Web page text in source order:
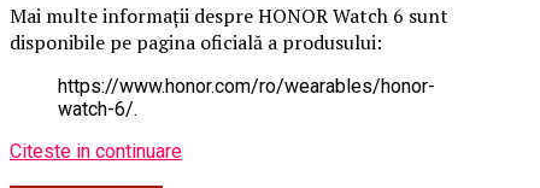
Mai multe informații despre HONOR Watch 6 sunt
disponibile pe pagina oficială a produsului:
https://www.honor.com/ro/wearables/honor-
watch-6/.
Citeste in continuare